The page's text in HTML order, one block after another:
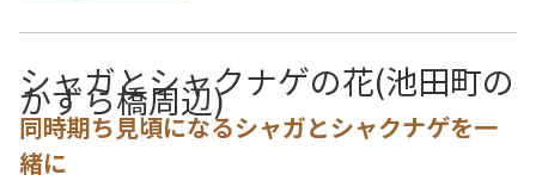
シャガとシャクナゲの花(池田町の
かずら橋周辺)
同時期ち見頃になるシャガとシャクナゲを一
緒に